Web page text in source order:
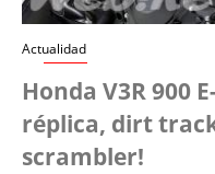
Actualidad
Honda V3R 900
réplica, dirt
scrambler!